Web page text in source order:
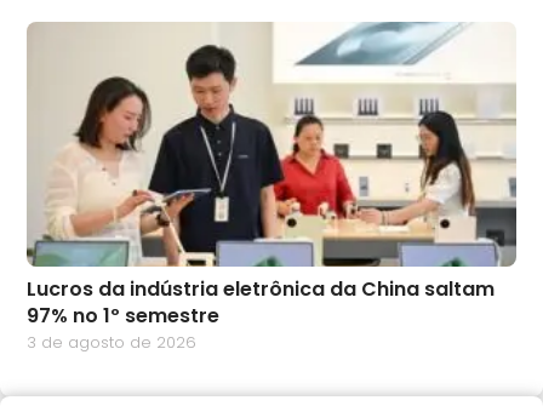
Lucros da indústria eletrônica da China saltam
97% no 1º semestre
3 de agosto de 2026